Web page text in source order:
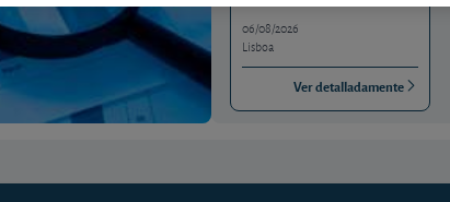
06/08/2026
Lisboa
Ver detalladamente